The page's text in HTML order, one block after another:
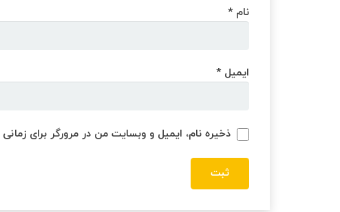
نام *
ایمیل *
ذخیره نام، ایمیل و وبسایت من در مرورگر برای